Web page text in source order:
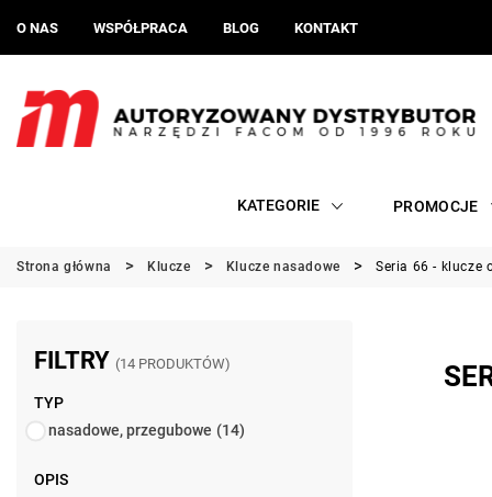
O NAS WSPÓŁPRACA BLOG KONTAKT
KATEGORIE PROMOCJE
Strona główna Klucze Klucze nasadowe Seria 66 - klucze
FILTRY (14 PRODUKTÓW)
TYP
nasadowe, przegubowe (14)
OPIS